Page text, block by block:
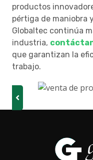
productos
pértiga de maniobra
Globaltec continúa
industria,
que garantizan la
trabajo.